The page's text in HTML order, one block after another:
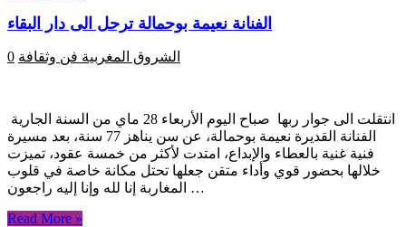
الفنانة نعيمة بوحمالة ترحل الى دار البقاء
الشروق المغربية فن وثقافة 0
انتقلت الى جوار ربها صباح اليوم الأربعاء 28 ماي من السنة الجارية
الفنانة القديرة نعيمة بوحمالة، عن سن يناهز 77 سنة، بعد مسيرة
فنية غنية بالعطاء والإبداع، امتدت لأكثر من خمسة عقود، تميزت
خلالها بحضور قوي وأداء متقن جعلها تحتل مكانة خاصة في قلوب
المغاربة إنا لله وإنا إليه راجعون …
Read More »